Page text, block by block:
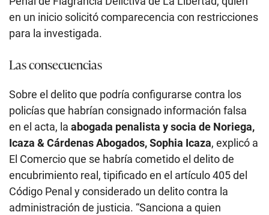
en un inicio solicitó comparecencia con restricciones
para la investigada.
Las consecuencias
Sobre el delito que podría configurarse contra los
policías que habrían consignado información falsa
en el acta, la abogada penalista y socia de Noriega,
Icaza & Cárdenas Abogados, Sophia Icaza, explicó a
El Comercio que se habría cometido el delito de
encubrimiento real, tipificado en el artículo 405 del
Código Penal y considerado un delito contra la
administración de justicia. “Sanciona a quien